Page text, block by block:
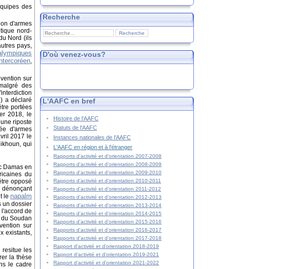
des
d'armes
nord-
Nord (ils
pays,
,
sur
des
a déclaré
portées
2018, le
riposte
d'armes
2017 le
qui
Damas en
du
opposé
dénonçant
le napalm
un dossier
de
Soudan
sur
existants,
resitue les
la thèse
le cadre
Recherche
D'où venez-vous?
L'AAFC en bref
Histoire de l'AAFC
Statuts de l'AAFC
Instances nationales de l'AAFC
L'AAFC en région et à l'étranger
Rapports d'activité et d'orientation 2007-2008
Rapports d'activité et d'orientation 2008-2009
Rapports d'activité et d'orientation 2009-2010
Rapports d'activité et d'orientation 2010-2011
Rapports d'activité et d'orientation 2011-2012
Rapports d'activité et d'orientation 2012-2013
Rapports d'activité et d'orientation 2013-2014
Rapports d'activité et d'orientation 2014-2015
Rapports d'activité et d'orientation 2015-2016
Rapports d'activité et d'orientation 2016-2017
Rapports d'activité et d'orientation 2017-2018
Rapport d'activité et d'orientation 2018-2019
Rapport d'activité et d'orientation 2019-2021
Rapport d'activité et d'orientation 2021-2022